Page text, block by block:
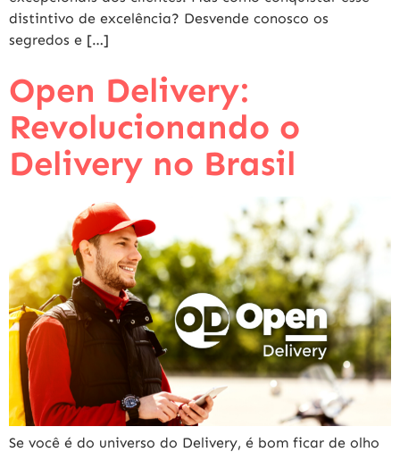
distintivo de excelência? Desvende conosco os
segredos e […]
Open Delivery:
Revolucionando o
Delivery no Brasil
Se você é do universo do Delivery, é bom ficar de olho